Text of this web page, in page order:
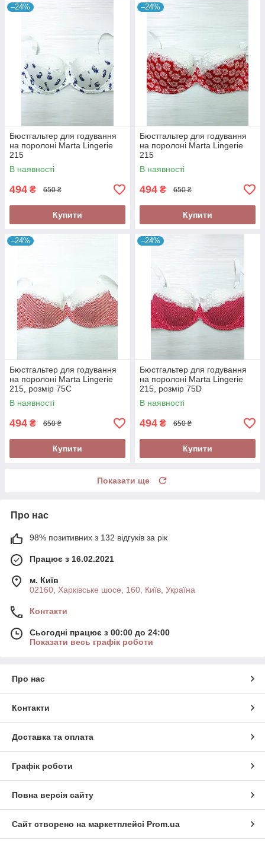
–24%
Бюстгальтер для годування
на поролоні Marta Lingerie
215
В наявності
494 ₴ 650 ₴
Купити
–24%
Бюстгальтер для годування
на поролоні Marta Lingerie
215
В наявності
494 ₴ 650 ₴
Купити
–24%
Бюстгальтер для годування
на поролоні Marta Lingerie
215, розмір 75С
В наявності
494 ₴ 650 ₴
Купити
–24%
Бюстгальтер для годування
на поролоні Marta Lingerie
215, розмір 75D
В наявності
494 ₴ 650 ₴
Купити
Показати ще
Про нас
98% позитивних з 132 відгуків за рік
Працює з 16.02.2021
м. Київ
02160, Харківське шосе, 160, Київ, Україна
Контакти
Сьогодні працює з 00:00 до 24:00
Показати весь графік роботи
Про нас
Контакти
Доставка та оплата
Графік роботи
Повна версія сайту
Сайт створено на маркетплейсі Prom.ua